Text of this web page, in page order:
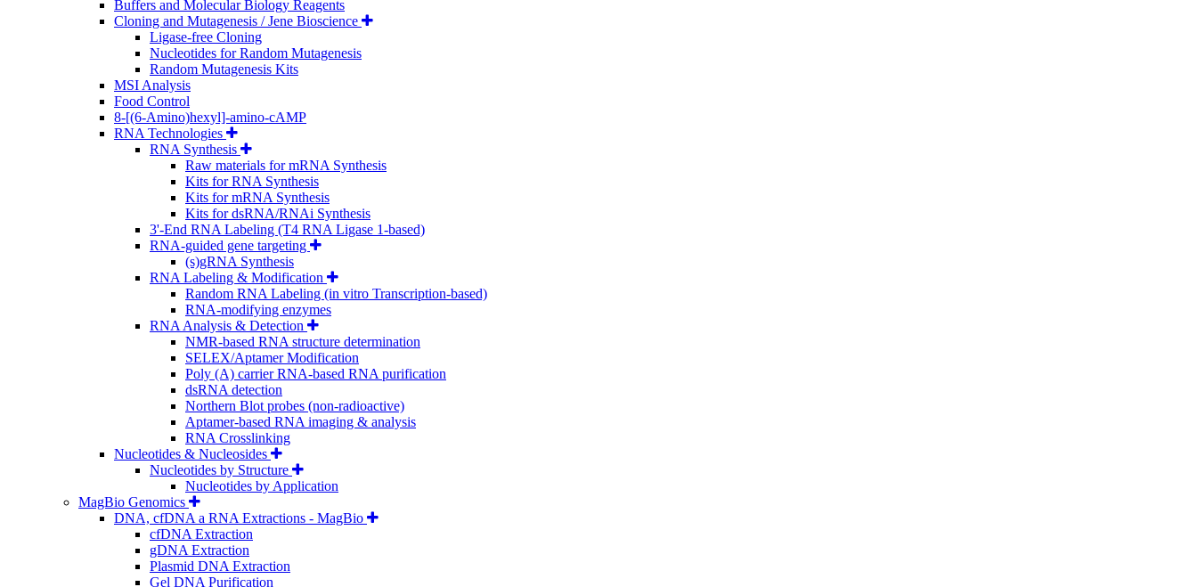
Buffers and Molecular Biology Reagents
Cloning and Mutagenesis / Jene Bioscience
Ligase-free Cloning
Nucleotides for Random Mutagenesis
Random Mutagenesis Kits
MSI Analysis
Food Control
8-[(6-Amino)hexyl]-amino-cAMP
RNA Technologies
RNA Synthesis
Raw materials for mRNA Synthesis
Kits for RNA Synthesis
Kits for mRNA Synthesis
Kits for dsRNA/RNAi Synthesis
3'-End RNA Labeling (T4 RNA Ligase 1-based)
RNA-guided gene targeting
(s)gRNA Synthesis
RNA Labeling & Modification
Random RNA Labeling (in vitro Transcription-based)
RNA-modifying enzymes
RNA Analysis & Detection
NMR-based RNA structure determination
SELEX/Aptamer Modification
Poly (A) carrier RNA-based RNA purification
dsRNA detection
Northern Blot probes (non-radioactive)
Aptamer-based RNA imaging & analysis
RNA Crosslinking
Nucleotides & Nucleosides
Nucleotides by Structure
Nucleotides by Application
MagBio Genomics
DNA, cfDNA a RNA Extractions - MagBio
cfDNA Extraction
gDNA Extraction
Plasmid DNA Extraction
Gel DNA Purification